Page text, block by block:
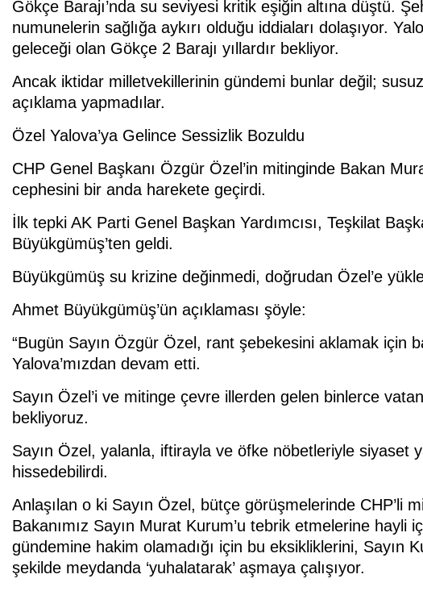
Gökçe Barajı’nda su seviyesi kritik eşiğin altına düştü.
numunelerin sağlığa aykırı olduğu iddiaları dolaşıyor.
geleceği olan Gökçe 2 Barajı yıllardır bekliyor.
Ancak iktidar milletvekillerinin gündemi bunlar değil;
açıklama yapmadılar.
Özel Yalova’ya Gelince Sessizlik Bozuldu
CHP Genel Başkanı Özgür Özel’in mitinginde Bakan
cephesini bir anda harekete geçirdi.
İlk tepki AK Parti Genel Başkan Yardımcısı, Teşkilat
Büyükgümüş’ten geldi.
Büyükgümüş su krizine değinmedi, doğrudan Özel’e
Ahmet Büyükgümüş’ün açıklaması şöyle:
“Bugün Sayın Özgür Özel, rant şebekesini aklamak için
Yalova’mızdan devam etti.
Sayın Özel’i ve mitinge çevre illerden gelen binlerce
bekliyoruz.
Sayın Özel, yalanla, iftirayla ve öfke nöbetleriyle siyaset
hissedebilirdi.
Anlaşılan o ki Sayın Özel, bütçe görüşmelerinde CHP’li
Bakanımız Sayın Murat Kurum’u tebrik etmelerine hayli
gündemine hakim olamadığı için bu eksikliklerini, Sayın
şekilde meydanda ‘yuhalatarak’ aşmaya çalışıyor.